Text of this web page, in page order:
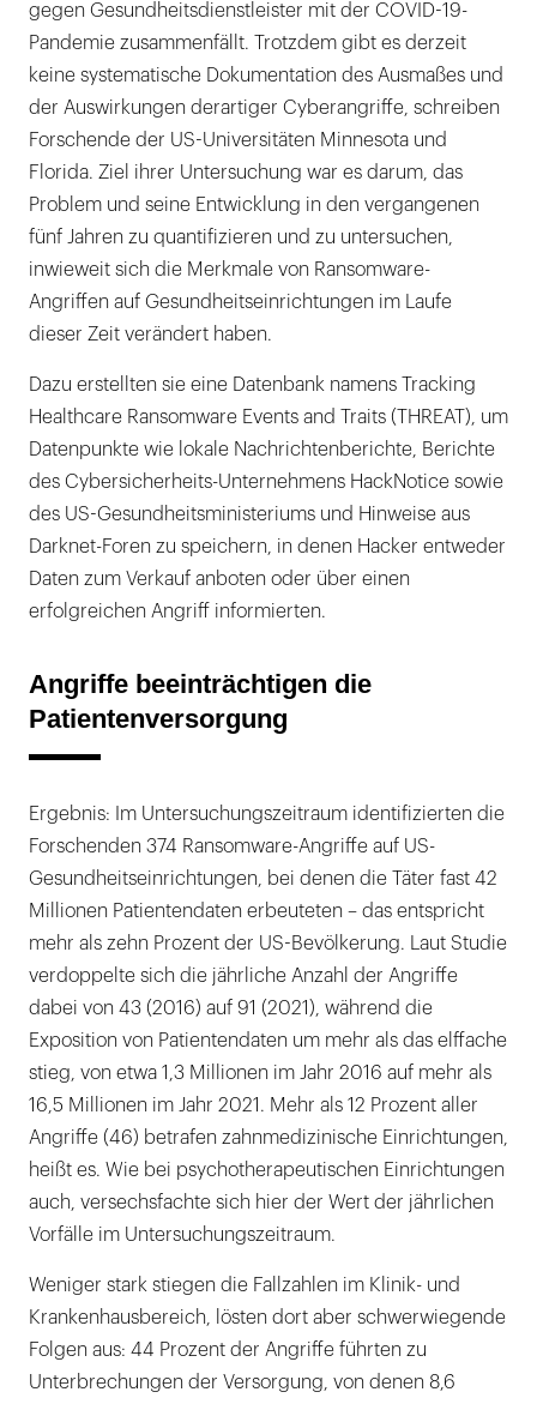
gegen Gesundheitsdienstleister mit der COVID-19-
Pandemie zusammenfällt. Trotzdem gibt es derzeit
keine systematische Dokumentation des Ausmaßes und
der Auswirkungen derartiger Cyberangriffe, schreiben
Forschende der US-Universitäten Minnesota und
Florida. Ziel ihrer Untersuchung war es darum, das
Problem und seine Entwicklung in den vergangenen
fünf Jahren zu quantifizieren und zu untersuchen,
inwieweit sich die Merkmale von Ransomware-
Angriffen auf Gesundheitseinrichtungen im Laufe
dieser Zeit verändert haben.
Dazu erstellten sie eine Datenbank namens Tracking
Healthcare Ransomware Events and Traits (THREAT), um
Datenpunkte wie lokale Nachrichtenberichte, Berichte
des Cybersicherheits-Unternehmens HackNotice sowie
des US-Gesundheitsministeriums und Hinweise aus
Darknet-Foren zu speichern, in denen Hacker entweder
Daten zum Verkauf anboten oder über einen
erfolgreichen Angriff informierten.
Angriffe beeinträchtigen die
Patientenversorgung
Ergebnis: Im Untersuchungszeitraum identifizierten die
Forschenden 374 Ransomware-Angriffe auf US-
Gesundheitseinrichtungen, bei denen die Täter fast 42
Millionen Patientendaten erbeuteten – das entspricht
mehr als zehn Prozent der US-Bevölkerung. Laut Studie
verdoppelte sich die jährliche Anzahl der Angriffe
dabei von 43 (2016) auf 91 (2021), während die
Exposition von Patientendaten um mehr als das elffache
stieg, von etwa 1,3 Millionen im Jahr 2016 auf mehr als
16,5 Millionen im Jahr 2021. Mehr als 12 Prozent aller
Angriffe (46) betrafen zahnmedizinische Einrichtungen,
heißt es. Wie bei psychotherapeutischen Einrichtungen
auch, versechsfachte sich hier der Wert der jährlichen
Vorfälle im Untersuchungszeitraum.
Weniger stark stiegen die Fallzahlen im Klinik- und
Krankenhausbereich, lösten dort aber schwerwiegende
Folgen aus: 44 Prozent der Angriffe führten zu
Unterbrechungen der Versorgung, von denen 8,6